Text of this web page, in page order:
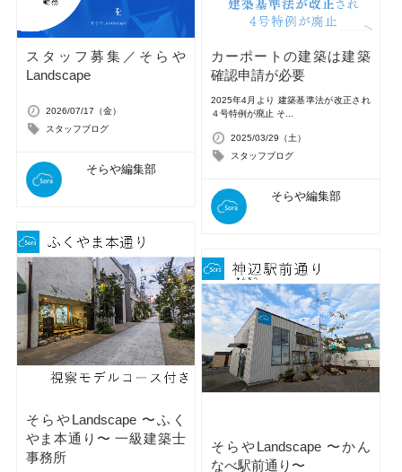
スタッフ募集／そらや
Landscape
2026/07/17（金）
スタッフブログ
そらや編集部
カーポートの建築は建築
確認申請が必要
2025年4月より 建築基準法が改正され
４号特例が廃止 そ...
2025/03/29（土）
スタッフブログ
そらや編集部
そらやLandscape 〜ふく
やま本通り〜 一級建築士
事務所
そらやLandscape 〜かん
なべ駅前通り〜